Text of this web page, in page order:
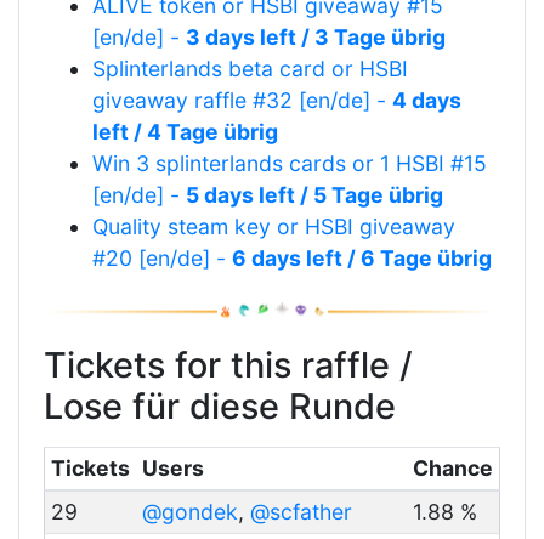
ALIVE token or HSBI giveaway #15
[en/de] - 3 days left / 3 Tage übrig
Splinterlands beta card or HSBI
giveaway raffle #32 [en/de] - 4 days
left / 4 Tage übrig
Win 3 splinterlands cards or 1 HSBI #15
[en/de] - 5 days left / 5 Tage übrig
Quality steam key or HSBI giveaway
#20 [en/de] - 6 days left / 6 Tage übrig
Tickets for this raffle /
Lose für diese Runde
Tickets Users
Chance
29
@gondek, @scfather
1.88 %